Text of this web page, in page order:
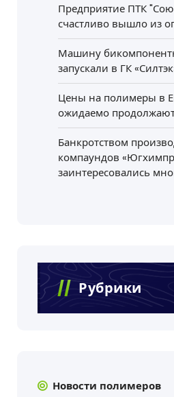
Предприятие ПТК
счастливо вышло из
Машину
запускали в ГК
Цены на полимеры в
ожидаемо
Банкротством
компаундов
заинтересовались
Рубрики
Новости полимеров